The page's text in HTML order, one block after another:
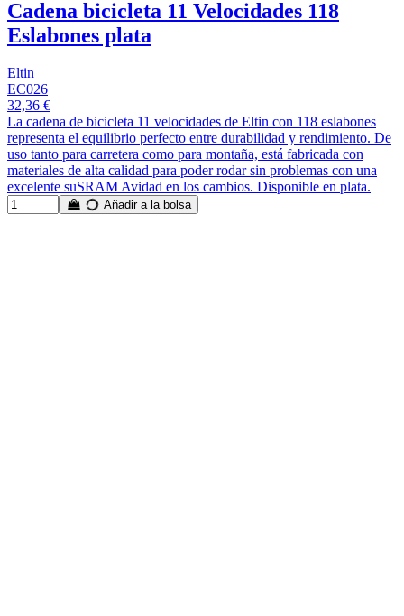
Cadena bicicleta 11 Velocidades 118
Eslabones plata
Eltin
EC026
32,36 €
La cadena de bicicleta 11 velocidades de Eltin con 118 eslabones
representa el equilibrio perfecto entre durabilidad y rendimiento. De
uso tanto para carretera como para montaña, está fabricada con
materiales de alta calidad para poder rodar sin problemas con una
excelente suSRAM Avidad en los cambios. Disponible en plata.
Añadir a la bolsa